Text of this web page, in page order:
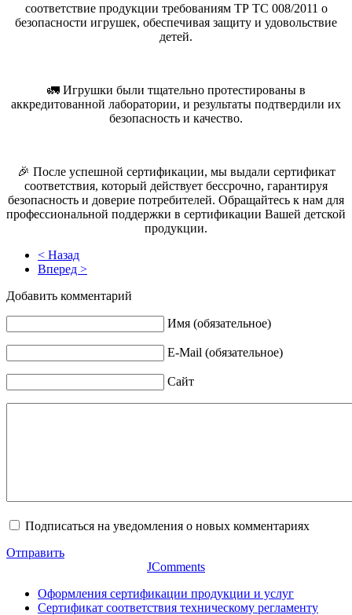
соответствие продукции требованиям ТР ТС 008/2011 о
безопасности игрушек, обеспечивая защиту и удовольствие
детей.
🚛 Игрушки были тщательно протестированы в
аккредитованной лаборатории, и результаты подтвердили их
безопасность и качество.
🎉 После успешной сертификации, мы выдали сертификат
соответствия, который действует бессрочно, гарантируя
безопасность и доверие потребителей. Обращайтесь к нам для
профессиональной поддержки в сертификации Вашей детской
продукции.
< Назад
Вперед >
Добавить комментарий
Имя (обязательное)
E-Mail (обязательное)
Сайт
Подписаться на уведомления о новых комментариях
Отправить
JComments
Оформления сертификации продукции и услуг
Сертификат соответствия техническому регламенту